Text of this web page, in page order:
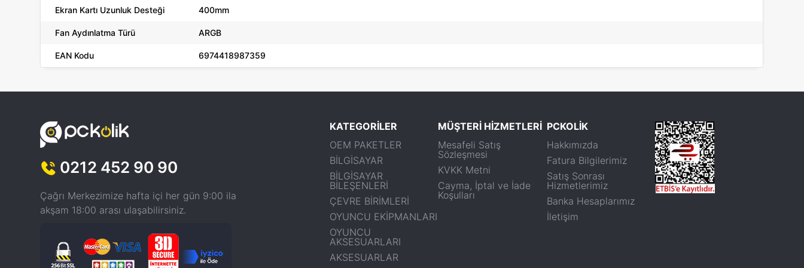
Ekran Kartı Uzunluk Desteği 400mm
Fan Aydınlatma Türü ARGB
EAN Kodu 6974418987359
0212 452 90 90
Çağrı Merkezimize hafta içi her gün 9:00 ila
akşam 18:00 arası ulaşabilirsiniz.
KATEGORİLER
OEM PAKETLER
BİLGİSAYAR
BİLGİSAYAR
BİLEŞENLERİ
ÇEVRE BİRİMLERİ
OYUNCU EKİPMANLARI
OYUNCU
AKSESUARLARI
AKSESUARLAR
MÜŞTERİ HİZMETLERİ
Mesafeli Satış
Sözleşmesi
KVKK Metni
Cayma, İptal ve İade
Koşulları
PCKOLİK
Hakkımızda
Fatura Bilgilerimiz
Satış Sonrası
Hizmetlerimiz
Banka Hesaplarımız
İletişim